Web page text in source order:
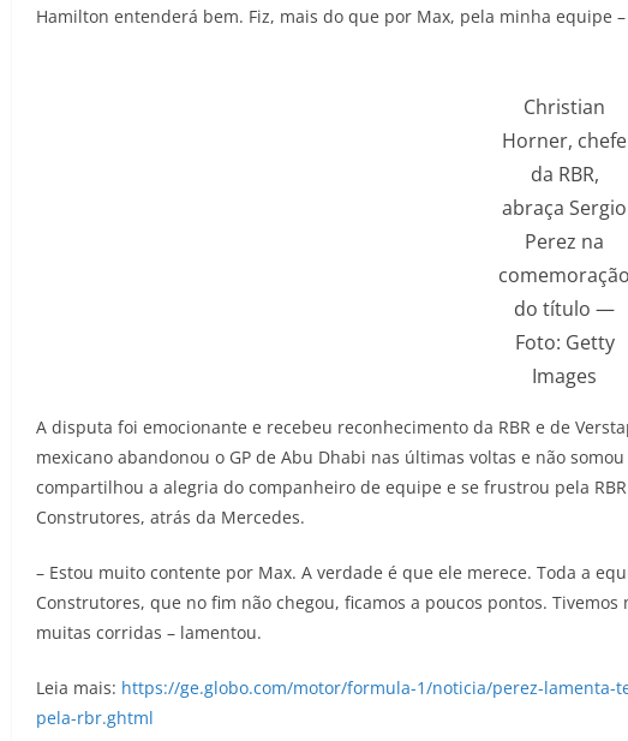
Hamilton entenderá bem. Fiz, mais do que por Max, pela minha equipe
Christian
Horner, chefe
da RBR,
abraça Sergio
Perez na
comemoração
do título —
Foto: Getty
Images
A disputa foi emocionante e recebeu reconhecimento da RBR e de
mexicano abandonou o GP de Abu Dhabi nas últimas voltas e não
compartilhou a alegria do companheiro de equipe e se frustrou pela
Construtores, atrás da Mercedes.
– Estou muito contente por Max. A verdade é que ele merece. Toda a
Construtores, que no fim não chegou, ficamos a poucos pontos.
muitas corridas – lamentou.
Leia mais: https://ge.globo.com/motor/formula-1/noticia/perez-
pela-rbr.ghtml